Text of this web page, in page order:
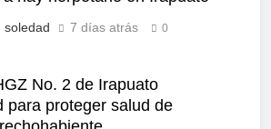
soledad 7 días atrás 0
No. 2 de Irapuato
para proteger salud de